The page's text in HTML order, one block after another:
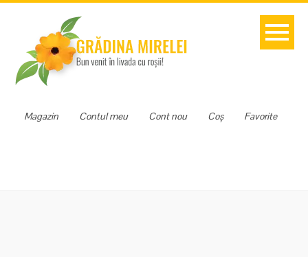
Favorite
Coș
Cont nou
Contul meu
Magazin